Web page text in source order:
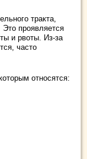
тракта,
проявляется
и рвоты. Из-за
часто
относятся: